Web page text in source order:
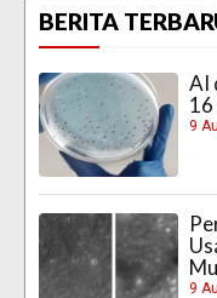
BERITA
AI
9
9